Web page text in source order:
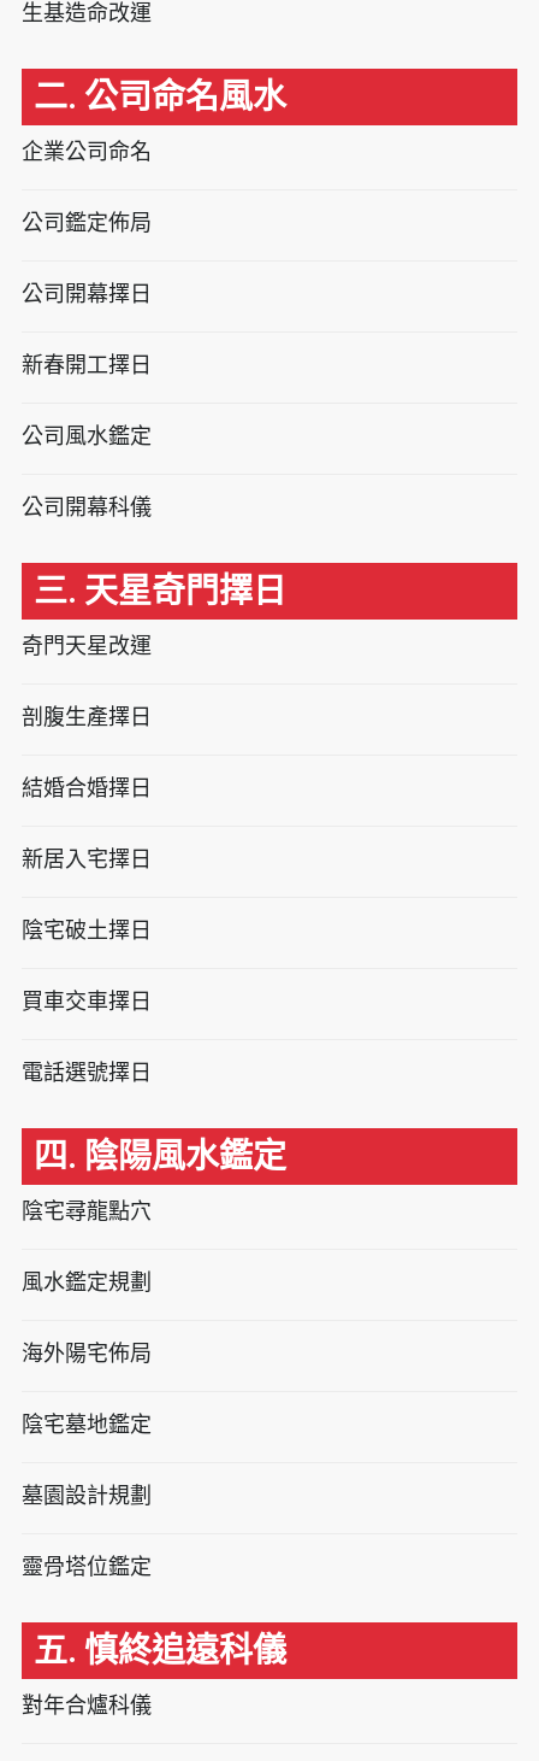
生基造命改運
二. 公司命名風水
企業公司命名
公司鑑定佈局
公司開幕擇日
新春開工擇日
公司風水鑑定
公司開幕科儀
三. 天星奇門擇日
奇門天星改運
剖腹生產擇日
結婚合婚擇日
新居入宅擇日
陰宅破土擇日
買車交車擇日
電話選號擇日
四. 陰陽風水鑑定
陰宅尋龍點穴
風水鑑定規劃
海外陽宅佈局
陰宅墓地鑑定
墓園設計規劃
靈骨塔位鑑定
五. 慎終追遠科儀
對年合爐科儀